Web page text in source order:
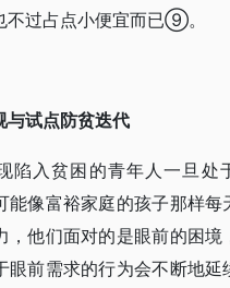
不过占点小便宜而已⑨。
与试点防贫迭代
陷入贫困的青年人一旦处
能像富裕家庭的孩子那样每
，他们面对的是眼前的困境
眼前需求的行为会不断地延